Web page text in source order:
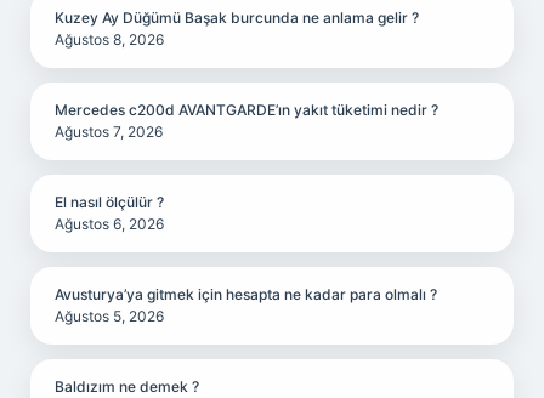
Kuzey Ay Düğümü Başak burcunda ne anlama gelir ?
Ağustos 8, 2026
Mercedes c200d AVANTGARDE’ın yakıt tüketimi nedir ?
Ağustos 7, 2026
El nasıl ölçülür ?
Ağustos 6, 2026
Avusturya’ya gitmek için hesapta ne kadar para olmalı ?
Ağustos 5, 2026
Baldızım ne demek ?